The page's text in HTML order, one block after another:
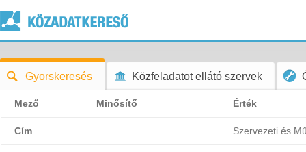
Gyorskeresés Közfeladatot ellátó szervek
Mező Minősítő Érték
Cím Szervezeti és